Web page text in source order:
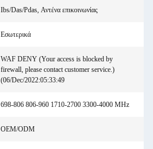
Ibs/Das/Pdas, Αντένα επικοινωνίας
Εσωτερικά
WAF DENY (Your access is blocked by
firewall, please contact customer service.)
(06/Dec/2022:05:33:49
698-806 806-960 1710-2700 3300-4000 MHz
OEM/ODM